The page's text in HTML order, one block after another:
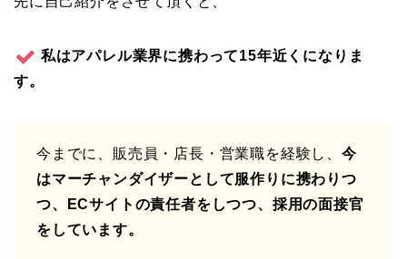
私はアパレル業界に携わって15年近くになりま
す。
今までに、販売員・店長・営業職を経験し、 今
はマーチャンダイザーとして服作りに携わりつ
つ、ECサイトの責任者をしつつ、採用の面接官
をしています。